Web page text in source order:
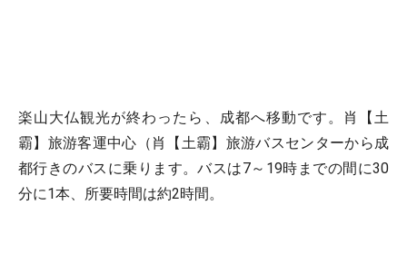
楽山大仏観光が終わったら、成都へ移動です。肖【土
霸】旅游客運中心（肖【土霸】旅游バスセンターから成
都行きのバスに乗ります。バスは7～19時までの間に30
分に1本、所要時間は約2時間。